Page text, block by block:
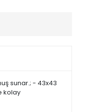
sunar.; - 43x43
kolay